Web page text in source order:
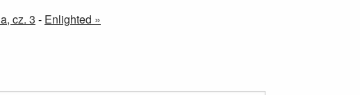
cz. 3 - Enlighted »